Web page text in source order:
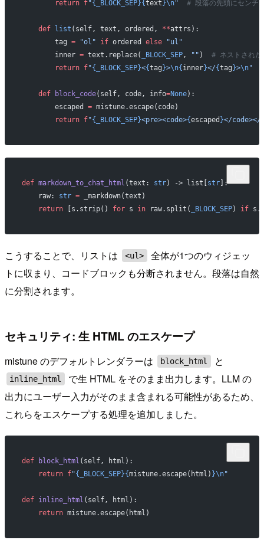
        return
f"{_BLOCK_SEP}{text }\n"
# 段落の先頭にセンチ
    def
list (self, text, ordered, **attrs):
        tag
= "ol" if ordered else "ul"
        inner
= text.replace( _BLOCK_SEP, "" ) # ネストされた
        return
f"{_BLOCK_SEP}<{tag }>\n{ inner}</{tag }>\n"
    def
block_code(self, code, info=None):
        escaped
= mistune.escape(code)
        return
f"{_BLOCK_SEP}<pre><code>{escaped }</code></
def markdown_to_chat_html (text: str) -> list[ str]:
    raw:
str = _markdown(text)
    return
[s.strip() for s in raw.split( _BLOCK_SEP) if
こうすることで、リストは <ul>
全体が1つのウィジェッ
トに収まり、コードブロックも分断されません。段落は自然
に分割されます。
セキュリティ: 生 HTML のエスケープ
mistune のデフォルトレンダラーは block_html と
inline_html
で生 HTML をそのまま出力します。LLM の
出力にユーザー入力がそのまま含まれる可能性があるため、
これらをエスケープする処理を追加しました。
def block_html (self, html):
    return
f"{_BLOCK_SEP}{mistune.escape(html) }\n"
def inline_html (self, html):
    return
mistune.escape(html)